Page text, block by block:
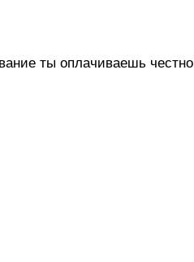
ты оплачиваешь честно